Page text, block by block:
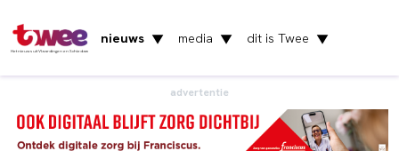
Het nieuws uit Vlaardingen en Schiedam
nieuws ▼ media ▼ dit is Twee ▼
advertentie